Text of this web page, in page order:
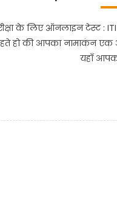
के लिए ऑनलाइन टेस्ट :
हो की आपका नामाकंन एक
यहाँ